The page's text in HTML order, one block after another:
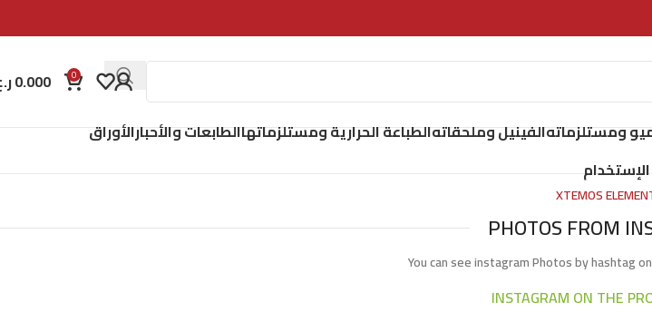
0
0.000
ومستلزماتهالفينيل وملحقاتهالطباعة الحرارية ومستلزماتهاالطابعات والأحبارالأوراق
XTEMOS
PHOTOS FROM
You can see instagram Photos by hashtag
INSTAGRAM ON THE